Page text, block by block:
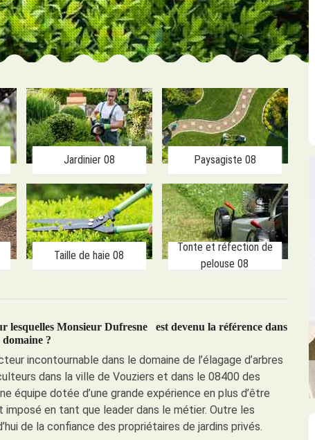
Jardinier 08 Paysagiste 08
Taille de haie 08
Tonte et réfection de
pelouse 08
lesquelles Monsieur Dufresne est devenu la référence dans
domaine ?
incontournable dans le domaine de l’élagage d’arbres
dans la ville de Vouziers et dans le 08400 des
équipe dotée d’une grande expérience en plus d’être
en tant que leader dans le métier. Outre les
de la confiance des propriétaires de jardins privés.